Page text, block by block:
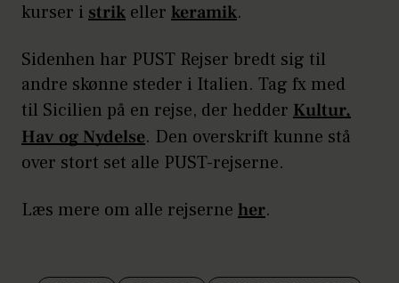
kurser i strik eller keramik.
Sidenhen har PUST Rejser bredt sig til
andre skønne steder i Italien. Tag fx med
til Sicilien på en rejse, der hedder Kultur,
Hav og Nydelse. Den overskrift kunne stå
over stort set alle PUST-rejserne.
Læs mere om alle rejserne her.